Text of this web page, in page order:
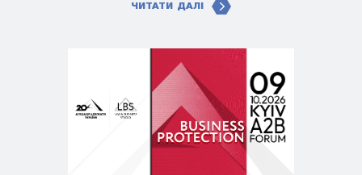
ЧИТАТИ ДАЛІ